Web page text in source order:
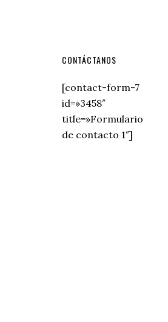
Secondary
Sidebar
CONTÁCTANOS
[contact-form-7
id=»3458″
title=»Formulario
de contacto 1″]